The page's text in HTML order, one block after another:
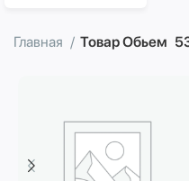
Главная Товар Обьем